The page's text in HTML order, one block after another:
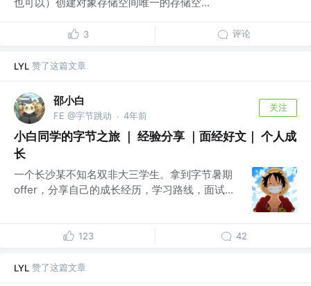
3 评论
LYL 赞了这篇文章
邵小白
FE @字节跳动 · 4年前
关注
小白同学的字节之旅 ｜ 经验分享 ｜面经好文｜ 个人成
长
一个长沙某不知名双非大三学生。拿到字节暑期
offer，分享自己的成长经历，学习路线，面试...
123 42
LYL 赞了这篇文章